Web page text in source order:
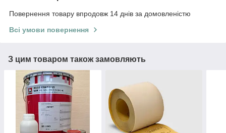
Повернення товару впродовж 14 днів за домовленістю
Всі умови повернення
З цим товаром також замовляють